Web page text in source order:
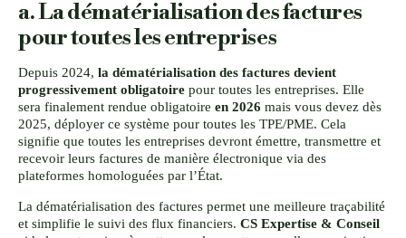
a. La dématérialisation des factures
pour toutes les entreprises
Depuis 2024, la dématérialisation des factures devient
progressivement obligatoire pour toutes les entreprises. Elle
sera finalement rendue obligatoire en 2026 mais vous devez dès
2025, déployer ce système pour toutes les TPE/PME. Cela
signifie que toutes les entreprises devront émettre, transmettre et
recevoir leurs factures de manière électronique via des
plateformes homologuées par l’État.
La dématérialisation des factures permet une meilleure traçabilité
et simplifie le suivi des flux financiers. CS Expertise & Conseil